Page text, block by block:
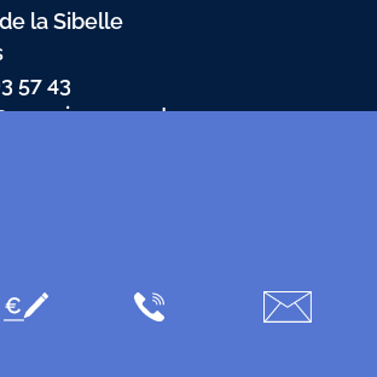
la Sibelle
57 43
image.net